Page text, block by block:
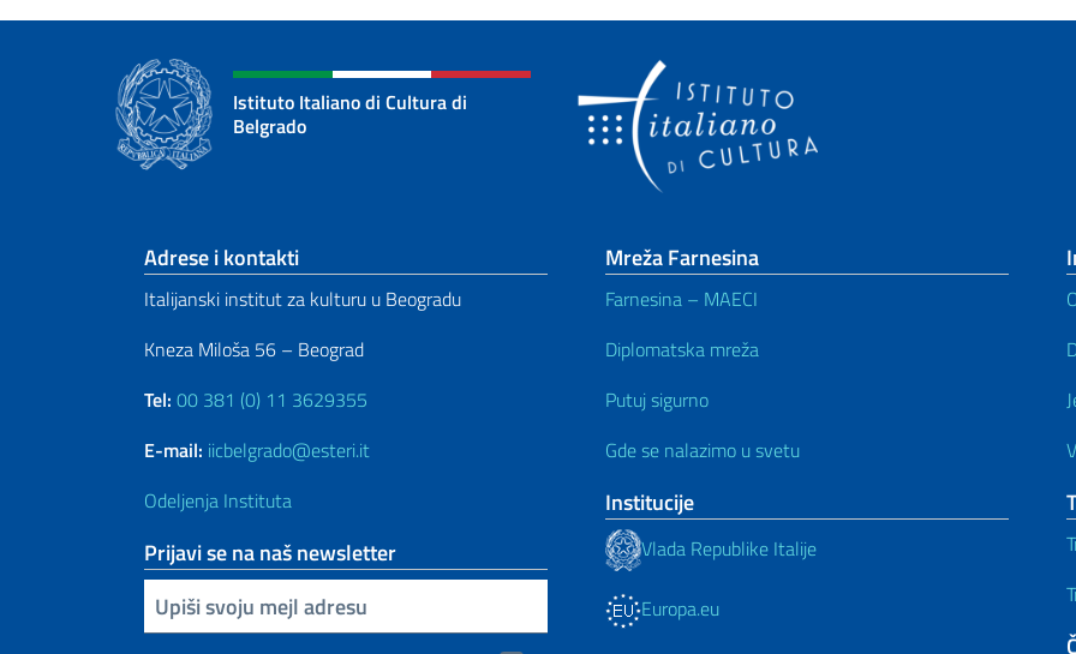
Istituto Italiano di Cultura di
Belgrado
Footer section
Adrese i kontakti
Italijanski institut za kulturu u Beogradu
Kneza Miloša 56 – Beograd
Tel: 00 381 (0) 11 3629355
E-mail: iicbelgrado@esteri.it
Odeljenja Instituta
Prijavi se na naš newsletter
Upiši vaš imejl
Mreža Farnesina
Farnesina – MAECI
Diplomatska mreža
Putuj sigurno
Gde se nalazimo u svetu
Institucije
Vlada Republike Italije
Europa.eu